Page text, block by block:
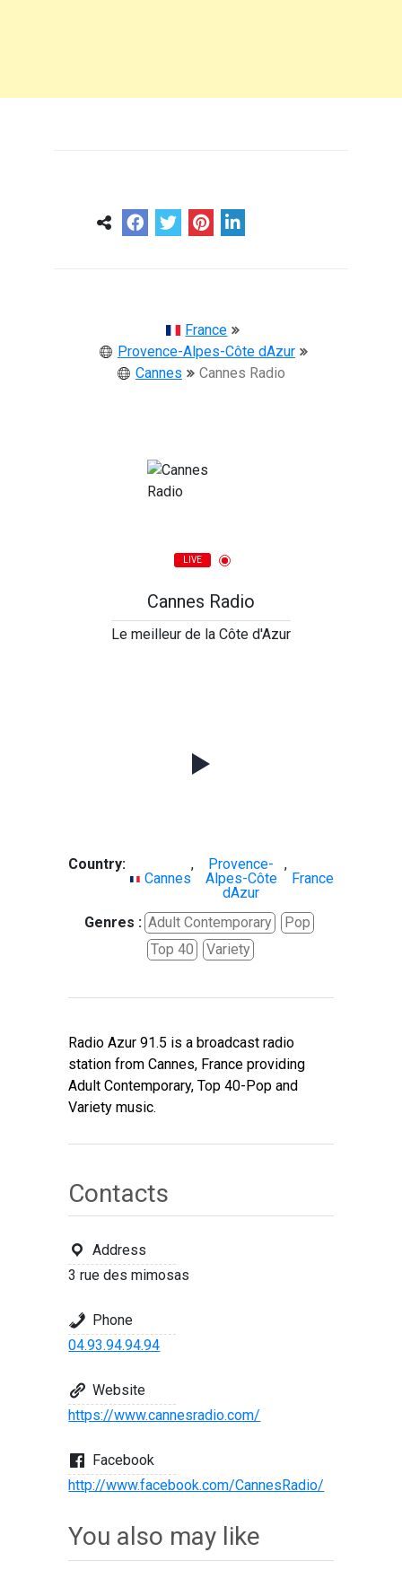
France
Provence-Alpes-Côte dAzur
Cannes
Cannes Radio
LIVE
Cannes Radio
Le meilleur de la Côte d'Azur
Country:
Cannes
,
Provence-
Alpes-Côte
dAzur
,
France
Genres : Adult Contemporary
Pop
Top 40
Variety
Radio Azur 91.5 is a broadcast radio
station from Cannes, France providing
Adult Contemporary, Top 40-Pop and
Variety music.
Contacts
Address
3 rue des mimosas
Phone
04.93.94.94.94
Website
https://www.cannesradio.com/
Facebook
http://www.facebook.com/CannesRadio/
You also may like